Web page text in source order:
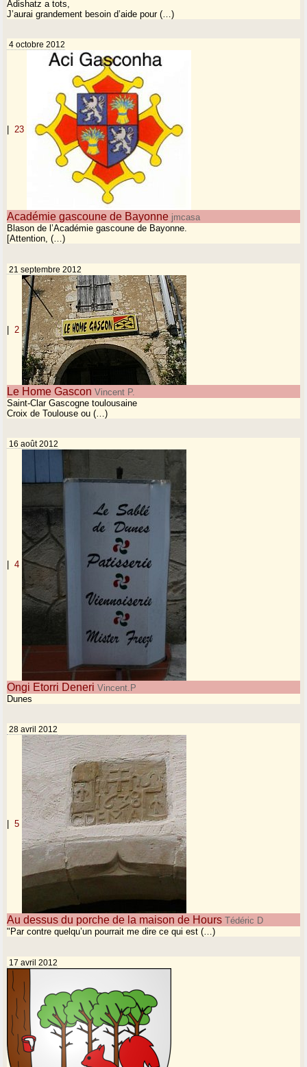
Adishatz a tots,
J’aurai grandement besoin d’aide pour (…)
4 octobre 2012
23
Académie gascoune de Bayonne jmcasa
Blason de l’Académie gascoune de Bayonne.
[Attention, (…)
21 septembre 2012
| 2
Le Home Gascon Vincent P.
Saint-Clar Gascogne toulousaine
Croix de Toulouse ou (…)
16 août 2012
4
Ongi Etorri Deneri Vincent.P
Dunes
28 avril 2012
5
Au dessus du porche de la maison de Hours Tédéric D
"Par contre quelqu’un pourrait me dire ce qui est (…)
17 avril 2012